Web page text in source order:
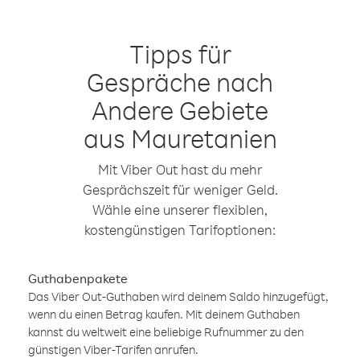
Tipps für
Gespräche nach
Andere Gebiete
aus Mauretanien
Mit Viber Out hast du mehr
Gesprächszeit für weniger Geld.
Wähle eine unserer flexiblen,
kostengünstigen Tarifoptionen:
Guthabenpakete
Das Viber Out-Guthaben wird deinem Saldo hinzugefügt,
wenn du einen Betrag kaufen. Mit deinem Guthaben
kannst du weltweit eine beliebige Rufnummer zu den
günstigen Viber-Tarifen anrufen.